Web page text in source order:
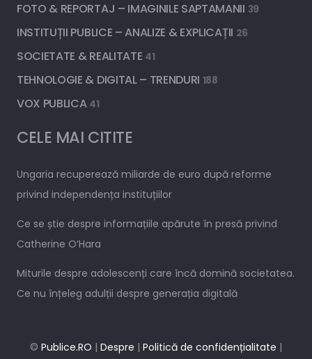
FOTO & REPORTAJ – IMAGINILE SAPTAMANII 39
INSTITUȚII PUBLICE – ANALIZE & EXPLICAȚII 26
SOCIETATE & REALITATE 41
TEHNOLOGIE & DIGITAL – TRENDURI 188
VOX PUBLICA 41
CELE MAI CITITE
Ungaria recuperează miliarde de euro după reforme
privind independența instituțiilor
Ce se știe despre informațiile apărute în presă privind
Catherine O’Hara
Miturile despre adolescenți care încă domină societatea.
Ce nu înțeleg adulții despre generația digitală
© Publice.RO | Despre | Politică de confidențialitate |